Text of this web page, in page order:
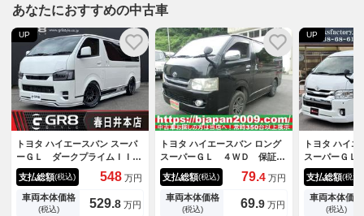
あなたにおすすめの中古車
UP
トヨタ ハイエースバン スーパ
ーＧＬ ダークプライムＩＩ
ＧＲ８デモカー／パノラミック
ビューモニター／両側電動スラ
イドドア／クリアランスソナー
／ＬＥＤヘッドライト／ＬＥＤ
支払総額(税込) 548 万円
車両本体価格
(税込) 529.8 万円
トヨタ ハイエースバン ロング
スーパーＧＬ ４ＷＤ 保証付
き ディーゼル ＡＷ ターボ
車 パワーウィンド パワス
テ エアバック オ－トエアコ
ン ＥＴＣ ＡＢＳ Ｒエアコ
支払総額(税込) 79.4 万円
車両本体価格
(税込) 69.9 万円
UP
トヨタ ハイ
スーパーＧＬ
ボ／３列シー
録／フルフラ
イドレール／
／４型フェイ
支払総額(税込)
車両本体価格
(税込)